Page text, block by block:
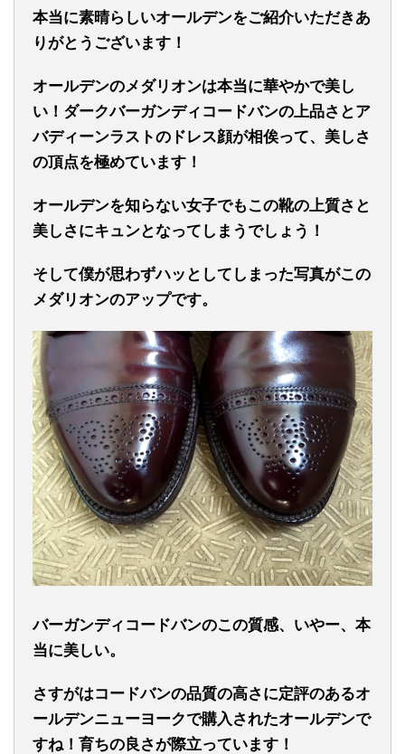
本当に素晴らしいオールデンをご紹介いただきあ
りがとうございます！
オールデンのメダリオンは本当に華やかで美し
い！ダークバーガンディコードバンの上品さとア
バディーンラストのドレス顔が相俟って、美しさ
の頂点を極めています！
オールデンを知らない女子でもこの靴の上質さと
美しさにキュンとなってしまうでしょう！
そして僕が思わずハッとしてしまった写真がこの
メダリオンのアップです。
バーガンディコードバンのこの質感、いやー、本
当に美しい。
さすがはコードバンの品質の高さに定評のあるオ
ールデンニューヨークで購入されたオールデンで
すね！育ちの良さが際立っています！